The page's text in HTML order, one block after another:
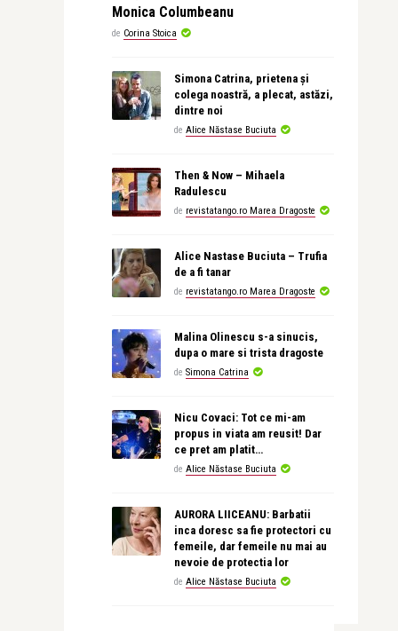
Monica Columbeanu
de Corina Stoica
Simona Catrina, prietena și
colega noastră, a plecat, astăzi,
dintre noi
de Alice Năstase Buciuta
Then & Now – Mihaela
Radulescu
de revistatango.ro Marea Dragoste
Alice Nastase Buciuta – Trufia
de a fi tanar
de revistatango.ro Marea Dragoste
Malina Olinescu s-a sinucis,
dupa o mare si trista dragoste
de Simona Catrina
Nicu Covaci: Tot ce mi-am
propus in viata am reusit! Dar
ce pret am platit…
de Alice Năstase Buciuta
AURORA LIICEANU: Barbatii
inca doresc sa fie protectori cu
femeile, dar femeile nu mai au
nevoie de protectia lor
de Alice Năstase Buciuta